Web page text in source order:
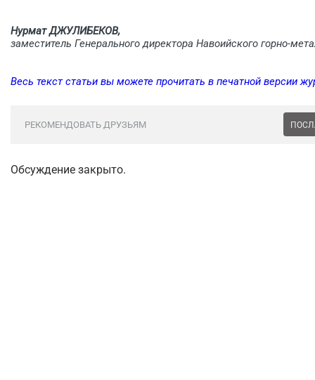
Нурмат ДЖУЛИБЕКОВ,
заместитель Генерального директора Навоийского горно-
Весь текст статьи вы можете прочитать в печатной версии
РЕКОМЕНДОВАТЬ ДРУЗЬЯМ
Обсуждение закрыто.